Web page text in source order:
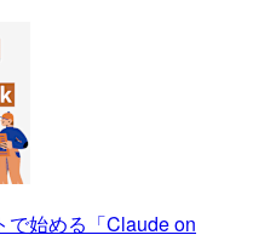
で始める「Claude on